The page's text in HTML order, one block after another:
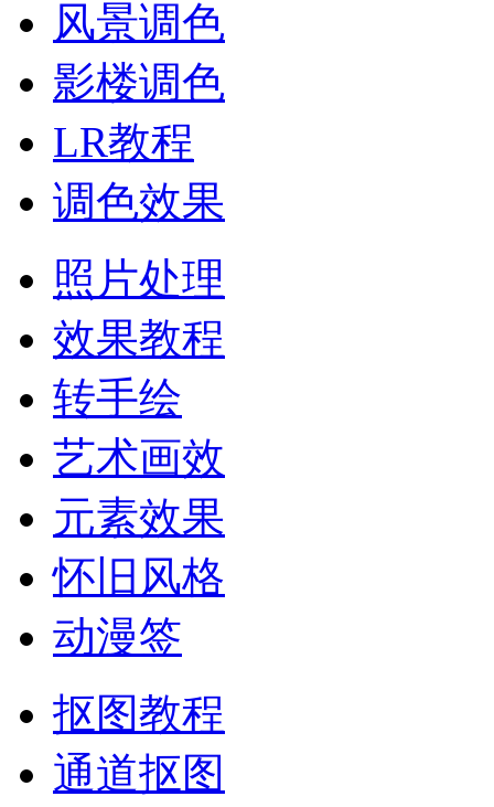
风景调色
影楼调色
LR教程
调色效果
照片处理
效果教程
转手绘
艺术画效
元素效果
怀旧风格
动漫签
抠图教程
通道抠图